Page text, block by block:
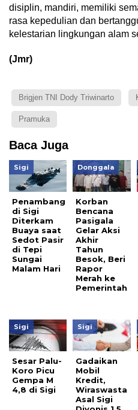
disiplin, mandiri, memiliki
rasa kepedulian dan
kelestarian lingkungan alam
(Jmr)
Brigjen TNI Dody Triwinarto
Pramuka
Baca Juga
Sigi
Penambang
di Sigi
Diterkam
Buaya saat
Sedot Pasir
di Tepi
Sungai
Malam Hari
Donggala
Korban
Bencana
Pasigala
Gelar Aksi
Akhir
Tahun
Besok, Beri
Rapor
Merah ke
Pemerintah
Sigi
Sesar Palu-
Koro Picu
Gempa M
4,8 di Sigi
Sigi
Gadaikan
Mobil
Kredit,
Wiraswasta
Asal Sigi